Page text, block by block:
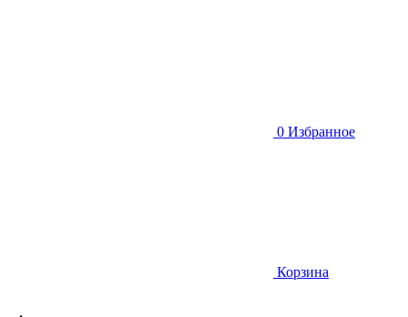
0 Избранное
Корзина